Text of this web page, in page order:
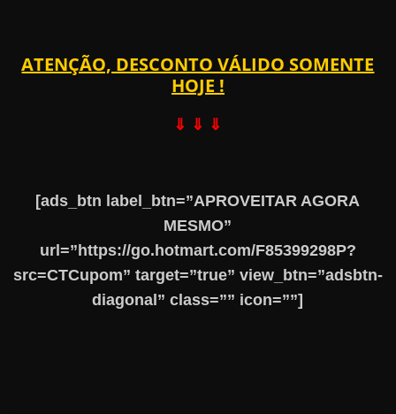
ATENÇÃO, DESCONTO VÁLIDO SOMENTE
HOJE !
⇓ ⇓ ⇓
[ads_btn label_btn=”APROVEITAR AGORA
MESMO”
url=”https://go.hotmart.com/F85399298P?
src=CTCupom” target=”true” view_btn=”adsbtn-
diagonal” class=”” icon=””]